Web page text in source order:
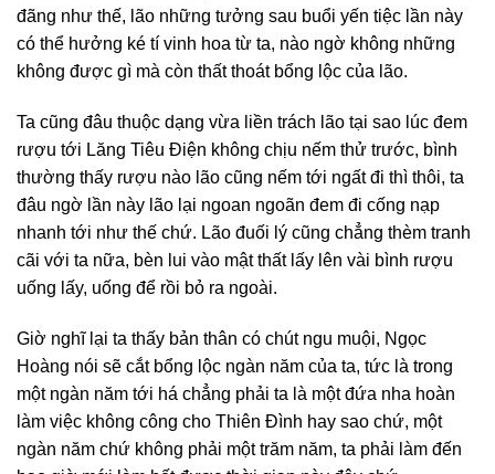
đãng như thế, lão những tưởng sau buổi yến tiệc lần này
có thể hưởng ké tí vinh hoa từ ta, nào ngờ không những
không được gì mà còn thất thoát bổng lộc của lão.
Ta cũng đâu thuộc dạng vừa liền trách lão tại sao lúc đem
rượu tới Lăng Tiêu Điện không chịu nếm thử trước, bình
thường thấy rượu nào lão cũng nếm tới ngất đi thì thôi, ta
đâu ngờ lần này lão lại ngoan ngoãn đem đi cống nạp
nhanh tới như thế chứ. Lão đuối lý cũng chẳng thèm tranh
cãi với ta nữa, bèn lui vào mật thất lấy lên vài bình rượu
uống lấy, uống để rồi bỏ ra ngoài.
Giờ nghĩ lại ta thấy bản thân có chút ngu muội, Ngọc
Hoàng nói sẽ cắt bổng lộc ngàn năm của ta, tức là trong
một ngàn năm tới há chẳng phải ta là một đứa nha hoàn
làm việc không công cho Thiên Đình hay sao chứ, một
ngàn năm chứ không phải một trăm năm, ta phải làm đến